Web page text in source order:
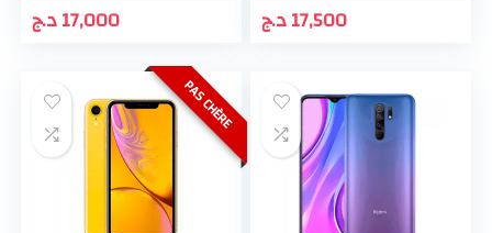
17,000د.ج 17,500د.ج
PAS CHÈRE